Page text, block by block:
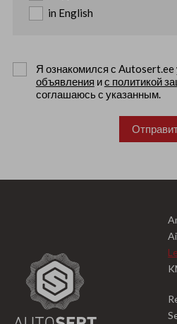
in English
Я ознакомился с Autosert.ee
объявления ис политикой
соглашаюсь с указанным.